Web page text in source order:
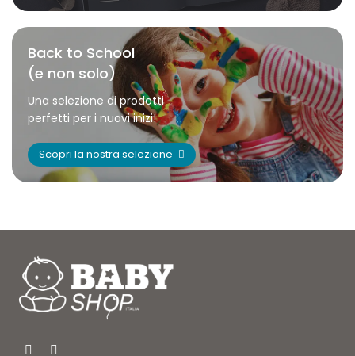
Back to School
(e non solo)
Una selezione di prodotti
perfetti per i nuovi inizi!
Scopri la nostra selezione